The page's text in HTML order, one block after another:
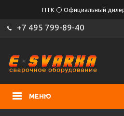
ПТК ⚪ Официальный
+7 495 799-89-40
МЕНЮ